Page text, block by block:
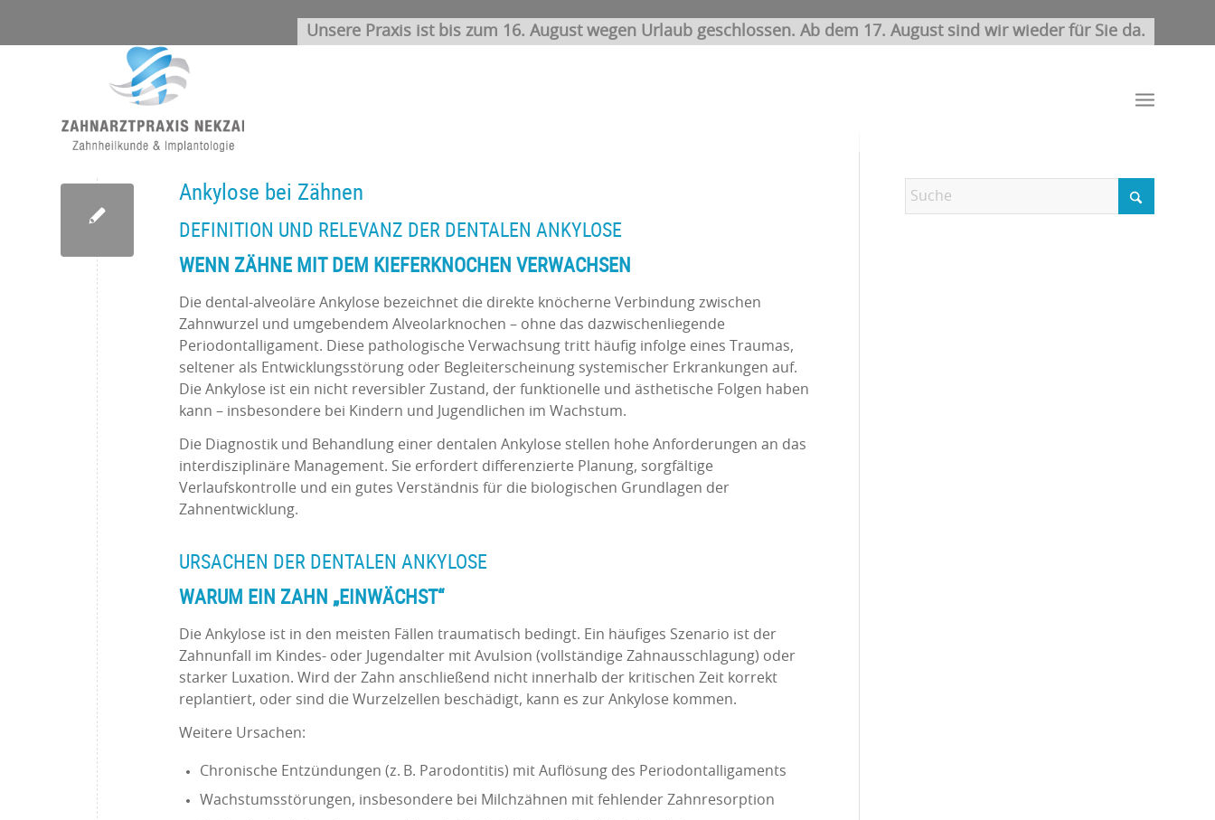
Unsere Praxis ist bis zum 16. August wegen Urlaub geschlossen. Ab dem 17. August sind wir wieder für Sie da.
Ankylose bei Zähnen
DEFINITION UND RELEVANZ DER DENTALEN ANKYLOSE
WENN ZÄHNE MIT DEM KIEFERKNOCHEN VERWACHSEN
Die dental-alveoläre Ankylose bezeichnet die direkte knöcherne Verbindung zwischen
Zahnwurzel und umgebendem Alveolarknochen – ohne das dazwischenliegende
Periodontalligament. Diese pathologische Verwachsung tritt häufig infolge eines Traumas,
seltener als Entwicklungsstörung oder Begleiterscheinung systemischer Erkrankungen auf.
Die Ankylose ist ein nicht reversibler Zustand, der funktionelle und ästhetische Folgen haben
kann – insbesondere bei Kindern und Jugendlichen im Wachstum.
Die Diagnostik und Behandlung einer dentalen Ankylose stellen hohe Anforderungen an das
interdisziplinäre Management. Sie erfordert differenzierte Planung, sorgfältige
Verlaufskontrolle und ein gutes Verständnis für die biologischen Grundlagen der
Zahnentwicklung.
URSACHEN DER DENTALEN ANKYLOSE
WARUM EIN ZAHN „EINWÄCHST“
Die Ankylose ist in den meisten Fällen traumatisch bedingt. Ein häufiges Szenario ist der
Zahnunfall im Kindes- oder Jugendalter mit Avulsion (vollständige Zahnausschlagung) oder
starker Luxation. Wird der Zahn anschließend nicht innerhalb der kritischen Zeit korrekt
replantiert, oder sind die Wurzelzellen beschädigt, kann es zur Ankylose kommen.
Weitere Ursachen:
Chronische Entzündungen (z. B. Parodontitis) mit Auflösung des Periodontalligaments
Wachstumsstörungen, insbesondere bei Milchzähnen mit fehlender Zahnresorption